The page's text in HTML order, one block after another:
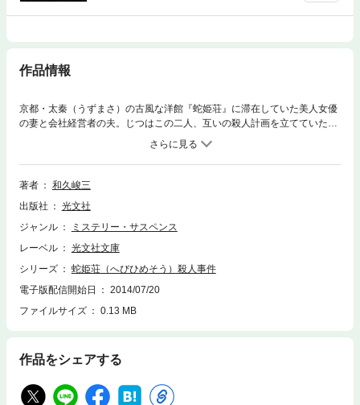
作品情報
京都・太秦（うずまさ）の古風な洋館『蛇姫荘』に滞在していた美人女優
の妻と会社経営者の夫。じつはこの二人、互いの殺人計画を立てていた
（！）……。予告どおり、夫が毒殺され、妻は拳銃で撃たれて発見され
た！ 相討ちか！？ マスコミが騒然とするなか、決然と真相究明に乗り
出したのは、我らが赤かぶ検事。 社会の問題点をつねに先取りしてきた
和久峻三の傑作推理！
著者
和久峻三
出版社
光文社
ジャンル
ミステリー・サスペンス
レーベル
光文社文庫
シリーズ
蛇姫荘（へびひめそう）殺人事件
電子版配信開始日
2014/07/20
ファイルサイズ
0.13 MB
作品をシェアする